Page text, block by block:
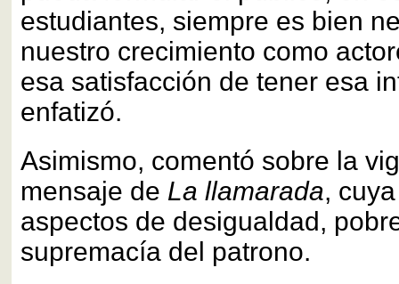
estudiantes, siempre es bien
nuestro crecimiento como
esa satisfacción de tener esa
enfatizó.
Asimismo, comentó sobre la
mensaje de La llamarada,
aspectos de desigualdad,
supremacía del patrono.